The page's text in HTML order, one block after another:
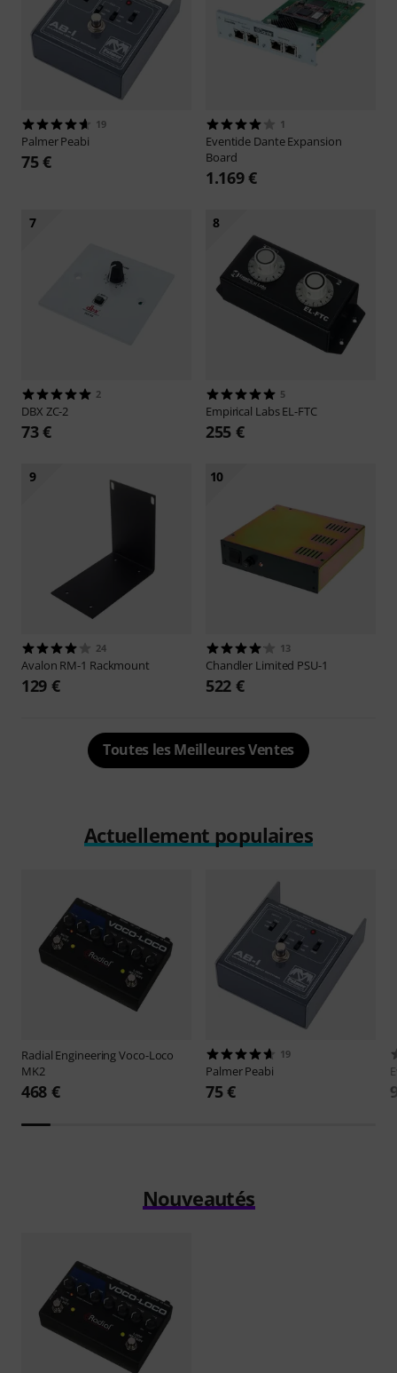
19
PalmerPeabi
75 €
1
Eventide Dante Expansion
Board
1.169 €
7
2
DBX ZC-2
73 €
8
5
Empirical LabsEL-FTC
255 €
9
24
Avalon RM-1 Rackmount
129 €
10
13
Chandler Limited PSU-1
522 €
Toutes les Meilleures Ventes
Actuellement populaires
Radial EngineeringVoco-Loco
MK2
468 €
19
PalmerPeabi
75 €
Nouveautés